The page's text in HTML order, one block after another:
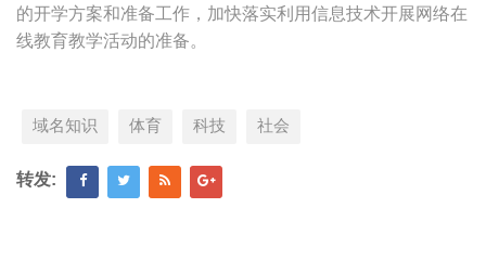
的开学方案和准备工作，加快落实利用信息技术开展网络在
线教育教学活动的准备。
域名知识 体育 科技 社会
转发: